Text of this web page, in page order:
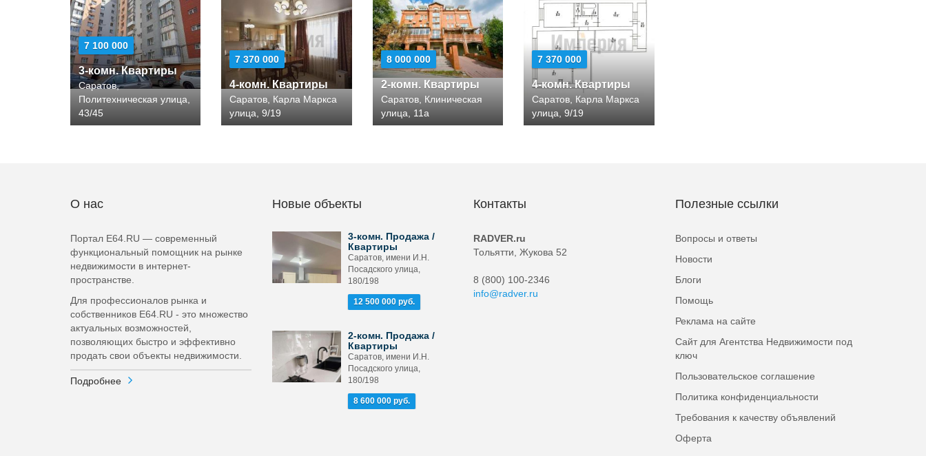
7 100 000
3-комн. Квартиры
Саратов,
Политехническая улица,
43/45
7 370 000
4-комн. Квартиры
Саратов, Карла Маркса
улица, 9/19
8 000 000
2-комн. Квартиры
Саратов, Клиническая
улица, 11а
7 370 000
4-комн. Квартиры
Саратов, Карла Маркса
улица, 9/19
О нас
Портал E64.RU — современный
функциональный помощник на рынке
недвижимости в интернет-
пространстве.
Для профессионалов рынка и
собственников E64.RU - это множество
актуальных возможностей,
позволяющих быстро и эффективно
продать свои объекты недвижимости.
Подробнее
Новые объекты
3-комн. Продажа /
Квартиры
Саратов, имени И.Н.
Посадского улица,
180/198
12 500 000 руб.
2-комн. Продажа /
Квартиры
Саратов, имени И.Н.
Посадского улица,
180/198
8 600 000 руб.
Контакты
RADVER.ru
Тольятти, Жукова 52
8 (800) 100-2346
info@radver.ru
Полезные ссылки
Вопросы и ответы
Новости
Блоги
Помощь
Реклама на сайте
Сайт для Агентства Недвижимости под
ключ
Пользовательское соглашение
Политика конфиденциальности
Требования к качеству объявлений
Оферта